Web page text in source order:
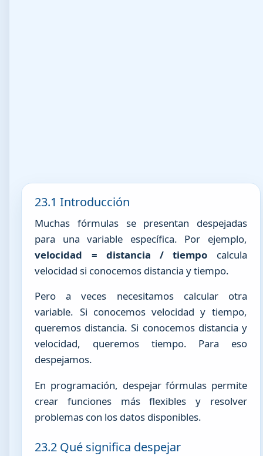
23.1 Introducción
Muchas fórmulas se presentan despejadas
para una variable específica. Por ejemplo,
velocidad = distancia / tiempo calcula
velocidad si conocemos distancia y tiempo.
Pero a veces necesitamos calcular otra
variable. Si conocemos velocidad y tiempo,
queremos distancia. Si conocemos distancia y
velocidad, queremos tiempo. Para eso
despejamos.
En programación, despejar fórmulas permite
crear funciones más flexibles y resolver
problemas con los datos disponibles.
23.2 Qué significa despejar